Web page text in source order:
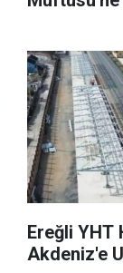
Ereğli YHT
Akdeniz'e